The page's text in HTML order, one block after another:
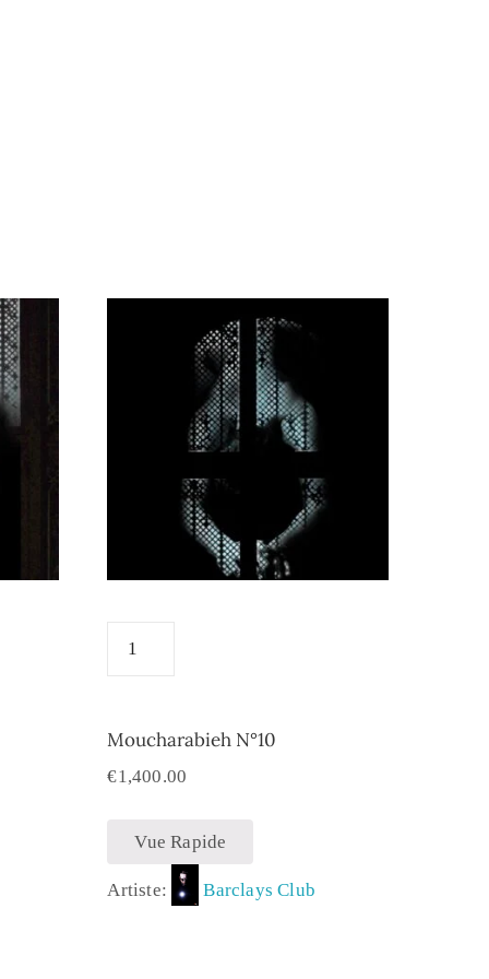
Moucharabieh N°10
€1,400.00
Vue Rapide
Artiste: Barclays Club